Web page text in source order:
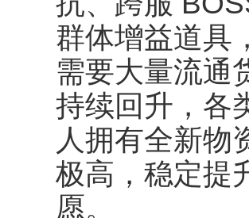
群体增益道具
需要大量流通
持续回升，各
人拥有全新物
极高，稳定提
愿。